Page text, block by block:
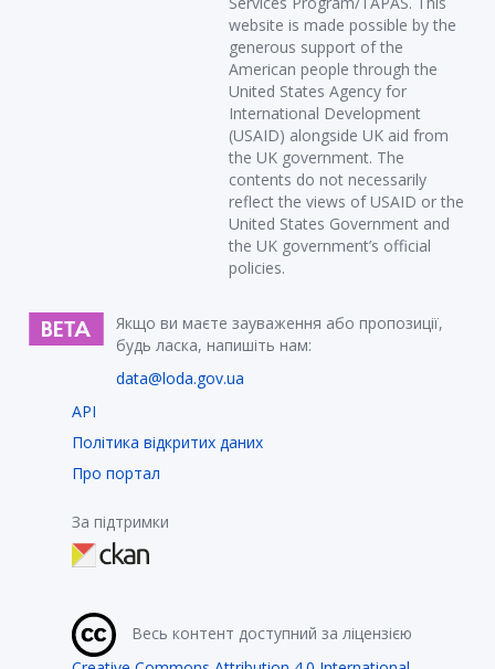
website is made possible by the
generous support of the
American people through the
United States Agency for
International Development
(USAID) alongside UK aid from
the UK government. The
contents do not necessarily
reflect the views of USAID or the
United States Government and
the UK government’s official
policies.
Якщо ви маєте зауваження або пропозиції,
будь ласка, напишіть нам:
data@loda.gov.ua
API
Політика відкритих даних
Про портал
За підтримки
Весь контент доступний за ліцензією